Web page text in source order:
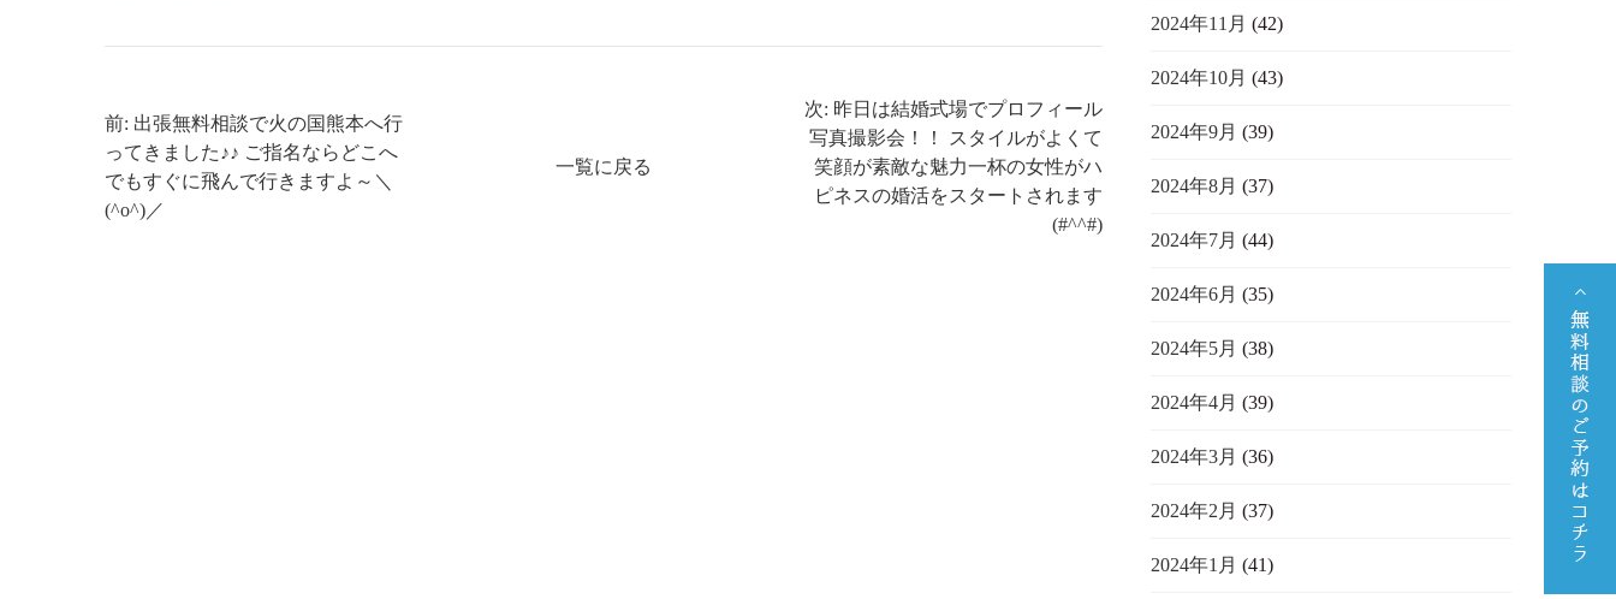
前: 出張無料相談で火の国熊本へ行
ってきました♪♪ ご指名ならどこへ
でもすぐに飛んで行きますよ～＼
(^o^)／
一覧に戻る
次: 昨日は結婚式場でプロフィール
写真撮影会！！ スタイルがよくて
笑顔が素敵な魅力一杯の女性がハ
ピネスの婚活をスタートされます
(#^^#)
2024年11月 (42)
2024年10月 (43)
2024年9月 (39)
2024年8月 (37)
2024年7月 (44)
2024年6月 (35)
2024年5月 (38)
2024年4月 (39)
2024年3月 (36)
2024年2月 (37)
2024年1月 (41)